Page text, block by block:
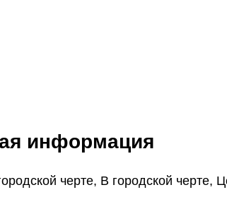
информация
черте, В городской черте,